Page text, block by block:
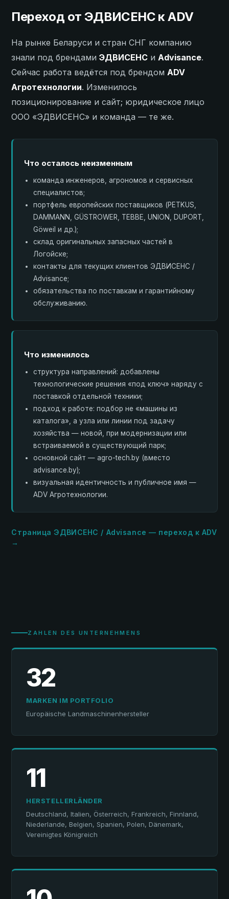
Переход от ЭДВИСЕНС к ADV
На рынке Беларуси и стран СНГ компанию
знали под брендамиЭДВИСЕНС и Advisance.
Сейчас работа ведётся под брендом ADV
Агротехнологии. Изменилось
позиционирование и сайт; юридическое лицо
ООО «ЭДВИСЕНС» и команда — те же.
Что осталось неизменным
команда инженеров, агрономов и сервисных
специалистов;
портфель европейских поставщиков (PETKUS,
DAMMANN, GÜSTROWER, TEBBE, UNION, DUPORT,
Göweil и др.);
склад оригинальных запасных частей в
Логойске;
контакты для текущих клиентов ЭДВИСЕНС /
Advisance;
обязательства по поставкам и гарантийному
обслуживанию.
Что изменилось
структура направлений: добавлены
технологические решения «под ключ» наряду с
поставкой отдельной техники;
подход к работе: подбор не «машины из
каталога», а узла или линии под задачу
хозяйства — новой, при модернизации или
встраиваемой в существующий парк;
основной сайт — agro-tech.by (вместо
advisance.by);
визуальная идентичность и публичное имя —
ADV Агротехнологии.
Страница ЭДВИСЕНС / Advisance — переход к ADV
→
ZAHLEN DES UNTERNEHMENS
32
MARKEN IM PORTFOLIO
Europäische Landmaschinenhersteller
11
HERSTELLERLÄNDER
Deutschland, Italien, Österreich, Frankreich, Finnland,
Niederlande, Belgien, Spanien, Polen, Dänemark,
Vereinigtes Königreich